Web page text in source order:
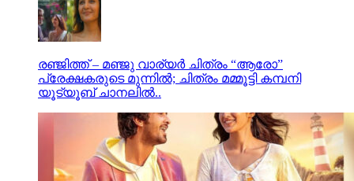
രഞ്ജിത്ത് – മഞ്ജു വാര്യർ ചിത്രം “ആരോ”
പ്രേക്ഷകരുടെ മുന്നിൽ; ചിത്രം മമ്മൂട്ടി കമ്പനി
യൂട്യൂബ് ചാനലിൽ..